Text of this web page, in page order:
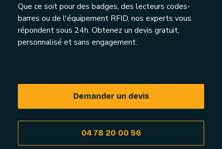
Que ce soit pour des badges, des lecteurs codes-
barres ou de l'équipement RFID, nos experts vous
répondent sous 24h. Obtenez un devis gratuit,
personnalisé et sans engagement.
Demander un devis
04 78 20 00 56